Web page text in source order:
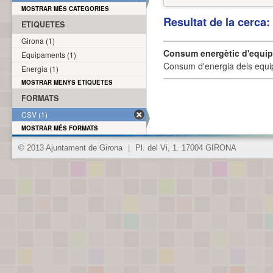
Resultat de la
Consum energètic
Consum d'energia dels
MOSTRAR MÉS CATEGORIES
ETIQUETES
Girona (1)
Equipaments (1)
Energia (1)
MOSTRAR MENYS ETIQUETES
FORMATS
CSV (1)
MOSTRAR MÉS FORMATS
© 2013 Ajuntament de Girona Pl. del Vi, 1. 17004 GIRONA